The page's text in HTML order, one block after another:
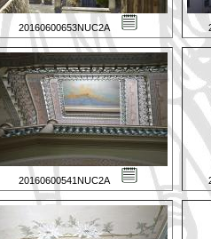
20160600653NUC2A
20160600541NUC2A